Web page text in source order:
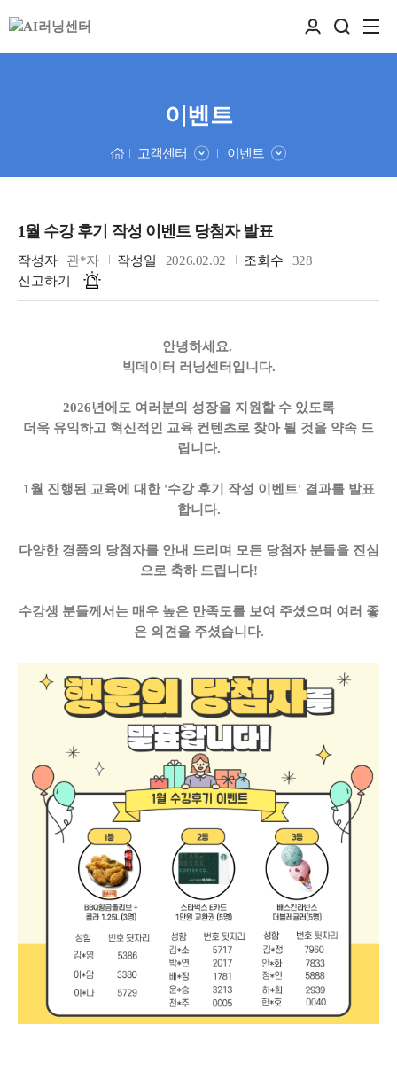
이벤트
고객센터 이벤트
1월 수강 후기 작성 이벤트 당첨자 발표
작성자 관*자 작성일 2026.02.02 조회수
328
신고하기
안녕하세요.
빅데이터 러닝센터입니다.
2026년에도 여러분의 성장을 지원할 수 있도록
더욱 유익하고 혁신적인 교육 컨텐츠로 찾아 뵐 것을 약속 드
립니다.
1월 진행된 교육에 대한 '수강 후기 작성 이벤트' 결과를 발표
합니다.
다양한 경품의 당첨자를 안내 드리며 모든 당첨자 분들을 진심
으로 축하 드립니다!
수강생 분들께서는 매우 높은 만족도를 보여 주셨으며 여러 좋
은 의견을 주셨습니다.